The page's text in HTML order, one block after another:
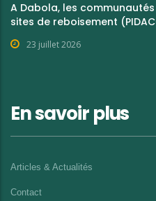
A Dabola, les
sites de reboisement
23 juillet 2026
En savoir plus
Articles & Actualités
Contact